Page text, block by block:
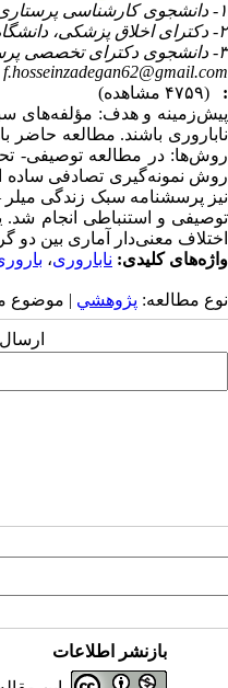
۱- دانشجوی کارشناسی پرستاری، دانشگاه علوم پزشکی ارومیه، دانشکده پرستاری و مامایی ارومیه، ارومیه، ایران
۲- دکترای اخلاق پزشکی، دانشگاه علوم پزشکی ارومیه، دانشکده پزشکی ارومیه، ارومیه، ایران
۳- دانشجوی دکترای تخصصی پرستاری، دانشگاه علوم پزشکی ارومیه، دانشکده پرستاری و مامایی ارومیه، ارومیه، ایران (نویسنده مسئول) ،
f.hosseinzadegan62@gmail.com
:
(۴۷۵۹ مشاهده)
پیش‌زمینه و هدف: مؤلفه‌های
ناباروری باشند. مطالعه حاضر
روش نمونه‌گیری تصادفی ساده
اختلاف معنی‌دار آماری بین دو
واژه‌های کلیدی: ناباروری،
نوع مطالعه: پژوهشي | موضوع
بازنشر اطلاعات